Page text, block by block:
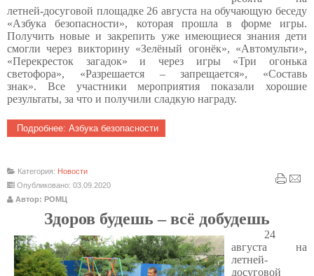
летней-досуговой площадке 26 августа на обучающую беседу
«Азбука безопасности», которая прошла в форме игры.
Получить новые и закрепить уже имеющиеся знания дети
смогли через викторину «Зелёный огонёк», «Автомульти»,
«Перекресток загадок» и через игры «Три огонька
светофора», «Разрешается – запрещается», «Составь
знак». Все участники мероприятия показали хорошие
результаты, за что и получили сладкую награду.
Подробнее: Азбука безопасности
Категория: Новости
Опубликовано: 03.09.2020
Автор: РОМЦ
Здоров будешь – всё добудешь
24
августа на
летней-
досуговой